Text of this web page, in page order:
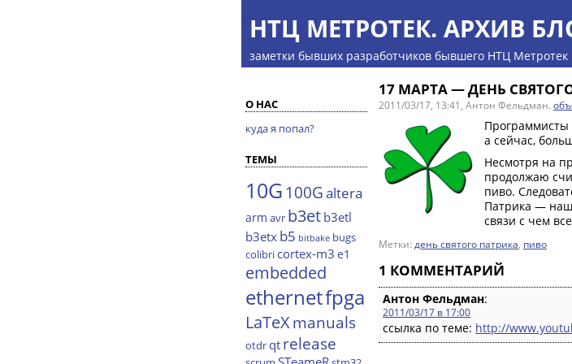
НТЦ МЕТРОТЕК. АРХИВ
заметки бывших разработчиков бывшего НТЦ Метротек
17 МАРТА — ДЕНЬ
2011/03/17, 13:41, Антон Фельдман.
Программисты
а сейчас,
Несмотря на
продолжаю
пиво.
Патрика —
связи с чем
Метки: день святого патрика, пиво
1 КОММЕНТАРИЙ
Антон Фельдман:
2011/03/17 в 17:00
ссылка по теме: http://
О НАС
куда я попал?
ТЕМЫ
10G 100Galtera
arm avr b3et b3etl
b3etx b5 bitbake bugs
colibri cortex-m3 e1
embedded
ethernetfpga
LaTeXmanuals
otdr qt release